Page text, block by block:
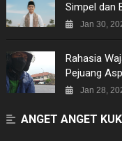
SITEMAP
Simpel dan
Jan 30,
Rahasia
Pejuang
Jan 28,
ANGET ANGET